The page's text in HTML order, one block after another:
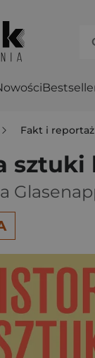
Fakt i reportaż
sztuki